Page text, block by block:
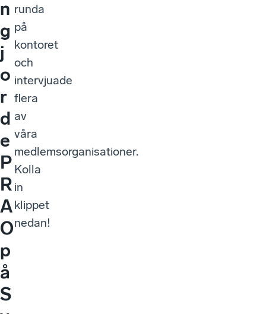
n
g
j
o
r
d
e
P
R
A
O
p
å
S
runda
på
kontoret
och
intervjuade
flera
av
våra
medlemsorganisationer.
Kolla
in
klippet
nedan!